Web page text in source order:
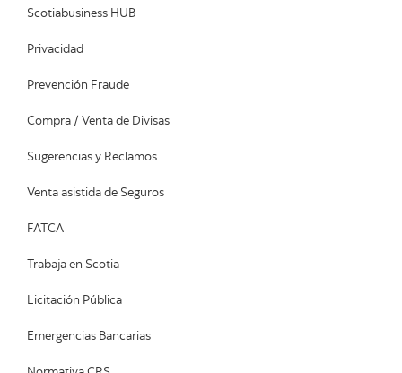
Scotiabusiness HUB
Privacidad
Prevención Fraude
Compra / Venta de Divisas
Sugerencias y Reclamos
Venta asistida de Seguros
FATCA
Trabaja en Scotia
Licitación Pública
Emergencias Bancarias